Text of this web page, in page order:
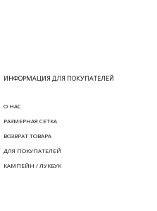
ВОЗВРАТ ТОВАРА
ДЛЯ ПОКУПАТЕЛЕЙ
О НАС
РАЗМЕРНАЯ СЕТКА
ИНФОРМАЦИЯ ДЛЯ ПОКУПАТЕЛЕЙ
КАМПЕЙН / ЛУКБУК